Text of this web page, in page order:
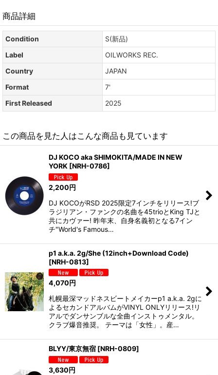
商品詳細
Condition
S(新品)
Label
OILWORKS REC.
Country
JAPAN
Format
7'
First Released
2025
この商品を見た人はこんな商品も見ています
DJ KOCO aka SHIMOKITA/MADE IN NEW
YORK [NRH-0786]
2,200円
DJ KOCOがRSD 2025限定7インチをリリース!ブ
ラジリアン・ファンクの名曲を45trioとKing TJと
共にカヴァー! 昨年末、自身名義初となる7イン
チ"World's Famous…
p1 a.k.a. 2g/She (12inch+Download Code)
[NRH-0813]
4,070円
札幌最深マッドネスビートメイカーp1 a.k.a. 2gに
よるセカンドアルバムがVINYL ONLYリリース!リ
アルでダンサンブルな全曲インストゥメンタル。
クラブ爆音推奨。 テーマは「女性」。産…
BLYY/東京無宿 [NRH-0809]
3,630円